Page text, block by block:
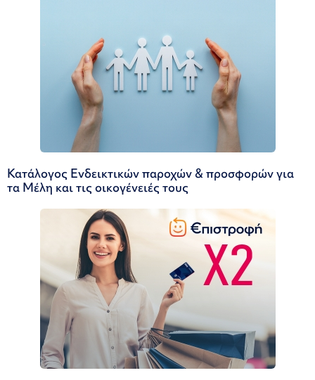
Κατάλογος Ενδεικτικών παροχών & προσφορών για
τα Μέλη και τις οικογένειές τους